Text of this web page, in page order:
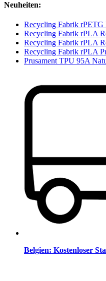
Neuheiten:
Recycling Fabrik
Recycling Fabrik rPLA
Recycling Fabrik rPLA
Recycling Fabrik rPLA
Prusament TPU 95A
Belgien: Kostenloser